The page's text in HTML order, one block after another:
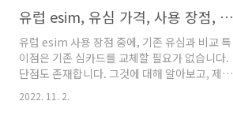
정도 쉬기도 합니..
가격 2022 랑카위 여행 중요 목적은 힐링입니다.
이곳은 말레이시아의 대표적인 휴양지로 매년 많
은 중동, 유럽 여행객이 아름다운 자연과 편안함
을 즐기고자 방문합니다. 2022년 운행되고 있는
추천 투어 tripeditor.tistory.com 쿠알라룸
푸르, 랑카위, 페낭 6월 날씨 기온 쿠알라룸푸르
유럽 esim, 유심 가격, 사용 장점, 단점, 지원되는 폰 종류, 개통 방법 등
유럽 esim 사용 장점 중에, 기존 유심과 비교 특
이점은 기존 심카드를 교체할 필요가 없습니다.
단점도 존재합니다. 그것에 대해 알아보고, 제가
종류, 개통 방법, 정말 좋았던 점 들도 공유하겠습
2022. 11. 2.